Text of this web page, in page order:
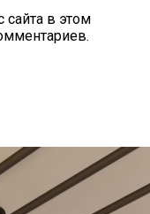
сайта в этом